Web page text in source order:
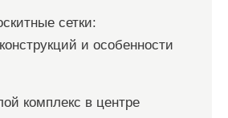
сетки:
и особенности
комплекс в центре